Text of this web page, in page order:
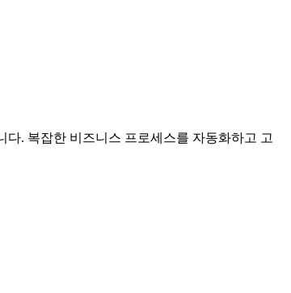
. 복잡한 비즈니스 프로세스를 자동화하고 고